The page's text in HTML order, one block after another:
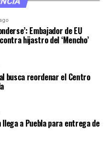
Embajador de EU
hijastro del ‘Mencho’
busca reordenar el Centro
llega a Puebla para entrega de